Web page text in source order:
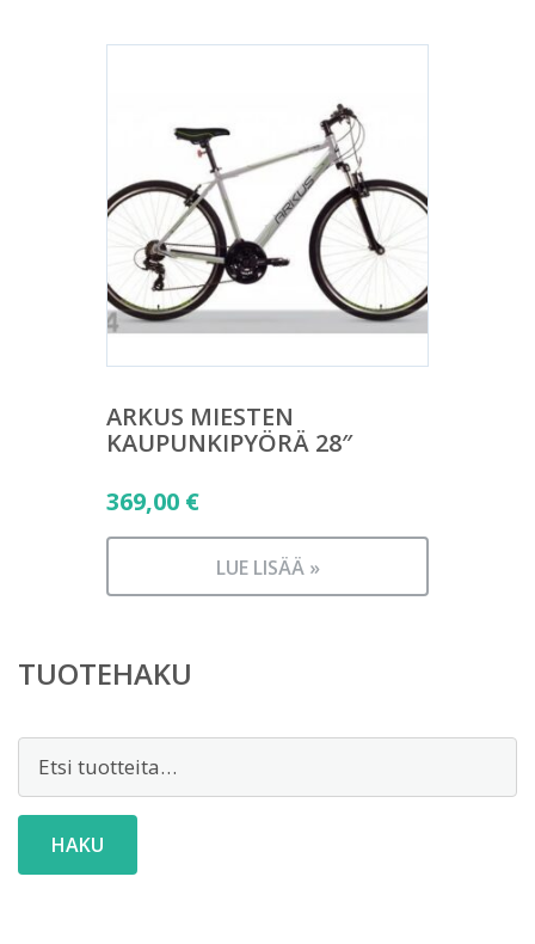
ARKUS MIESTEN
KAUPUNKIPYÖRÄ 28″
369,00 €
LUE LISÄÄ »
TUOTEHAKU
Etsi:
HAKU